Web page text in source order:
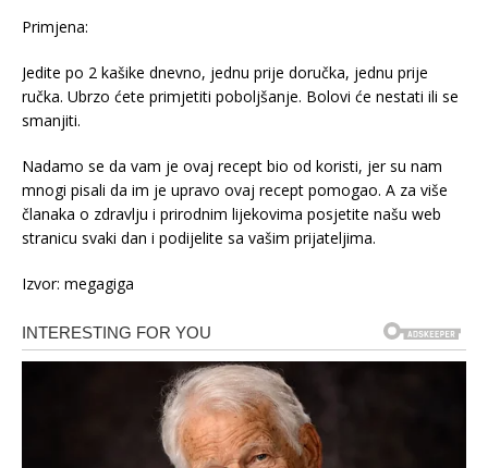
Primjena:
Jedite po 2 kašike dnevno, jednu prije doručka, jednu prije
ručka. Ubrzo ćete primjetiti poboljšanje. Bolovi će nestati ili se
smanjiti.
Nadamo se da vam je ovaj recept bio od koristi, jer su nam
mnogi pisali da im je upravo ovaj recept pomogao. A za više
članaka o zdravlju i prirodnim lijekovima posjetite našu web
stranicu svaki dan i podijelite sa vašim prijateljima.
Izvor: megagiga